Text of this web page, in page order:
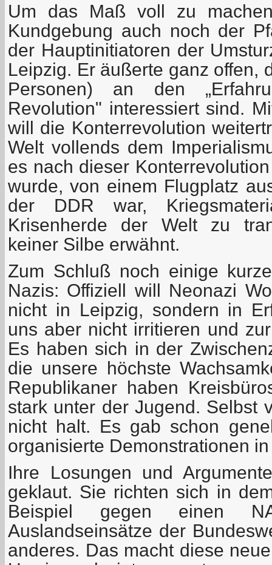
Um das Maß voll zu
Kundgebung auch noch der
der Hauptinitiatoren der
Leipzig. Er äußerte ganz offen,
Personen) an den
Revolution" interessiert sind.
will die Konterrevolution
Welt vollends dem
es nach dieser
wurde, von einem Flugplatz
der DDR war,
Krisenherde der Welt zu
keiner Silbe erwähnt.
Zum Schluß noch einige
Nazis: Offiziell will Neonazi
nicht in Leipzig, sondern in
uns aber nicht irritieren und
Es haben sich in der
die unsere höchste
Republikaner haben
stark unter der Jugend. Selbst
nicht halt. Es gab schon
organisierte Demonstrationen
Ihre Losungen und
geklaut. Sie richten sich in
Beispiel gegen einen
Auslandseinsätze der
anderes. Das macht diese